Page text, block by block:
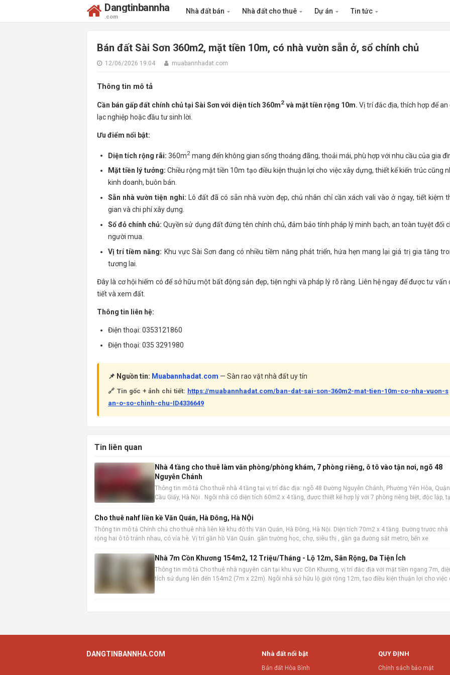
Dangtinbannha
.com
Nhà đất bán Nhà đất cho thuê Dự án Tin tức
Bán đất Sài Sơn 360m2, mặt tiền 10m, có nhà vườn sẵn ở, sổ chính chủ
12/06/2026 19:04 muabannhadat.com
Thông tin mô tả
Cần bán gấp đất chính chủ tại Sài Sơn với diện tích 360m2 và mặt tiền rộng 10m. Vị trí đắc địa, thích hợp để an
lạc nghiệp hoặc đầu tư sinh lời.
Ưu điểm nổi bật:
Diện tích rộng rãi: 360m2 mang đến không gian sống thoáng đãng, thoải mái, phù hợp với nhu cầu của gia
Mặt tiền lý tưởng: Chiều rộng mặt tiền 10m tạo điều kiện thuận lợi cho việc xây dựng, thiết kế kiến trúc cũng
kinh doanh, buôn bán.
Sẵn nhà vườn tiện nghi: Lô đất đã có sẵn nhà vườn đẹp, chủ nhân chỉ cần xách vali vào ở ngay, tiết kiệm
gian và chi phí xây dựng.
Sổ đỏ chính chủ: Quyền sử dụng đất đứng tên chính chủ, đảm bảo tính pháp lý minh bạch, an toàn tuyệt đối
người mua.
Vị trí tiềm năng: Khu vực Sài Sơn đang có nhiều tiềm năng phát triển, hứa hẹn mang lại giá trị gia tăng
tương lai.
Đây là cơ hội hiếm có để sở hữu một bất động sản đẹp, tiện nghi và pháp lý rõ ràng. Liên hệ ngay để được tư vấn
tiết và xem đất.
Thông tin liên hệ:
Điện thoại: 0353121860
Điện thoại: 035 3291980
📌 Nguồn tin: Muabannhadat.com — Sàn rao vặt nhà đất uy tín
🔗 Tin gốc + ảnh chi tiết: https://muabannhadat.com/ban-dat-sai-son-360m2-mat-tien-10m-co-nha-vuon-s
an-o-so-chinh-chu-ID4336649
Tin liên quan
Nhà 4 tầng cho thuê làm văn phòng/phòng khám, 7 phòng riêng, ô tô vào tận nơi, ngõ 48
Nguyễn Chánh
Thông tin mô tả Cho thuê nhà 4 tầng tại vị trí đắc địa: ngõ 48 Đường Nguyễn Chánh, Phường Yên Hòa, Quận
Cầu Giấy, Hà Nội . Ngôi nhà có diện tích 60m2 x 4 tầng, được thiết kế hợp lý với 7 phòng riêng biệt, độc lập,
Cho thuê nahf liền kề Văn Quán, Hà Đông, Hà NỘi
Thông tin mô tả Chính chủ cho thuê nhà liên kề khu đô thị Văn Quán, Hà Đông, Hà Nội. Diện tích 70m2 x 4 tầng. Đường trước nhà
rộng hai ô tô tránh nhau, có vỉa hè. Vị trí gần hồ Văn Quán. gần trường học, chợ, siêu thị , gần ga đường sắt metro, bến xe
Nhà 7m Cồn Khương 154m2, 12 Triệu/Tháng - Lộ 12m, Sân Rộng, Đa Tiện Ích
Thông tin mô tả Cho thuê nhà nguyên căn tại khu vực Cồn Khương, vị trí đắc địa với mặt tiền ngang 7m,
tích sử dụng lên đến 154m2 (7m x 22m). Ngôi nhà sở hữu lộ giới rộng 12m, tạo điều kiện thuận lợi cho việc
DANGTINBANNHA.COM Nhà đất nổi bật
Bán đất Hòa Bình
QUY ĐỊNH
Chính sách bảo mật